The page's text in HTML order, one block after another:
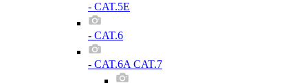
- CAT.5E
- CAT.6
- CAT.6A CAT.7